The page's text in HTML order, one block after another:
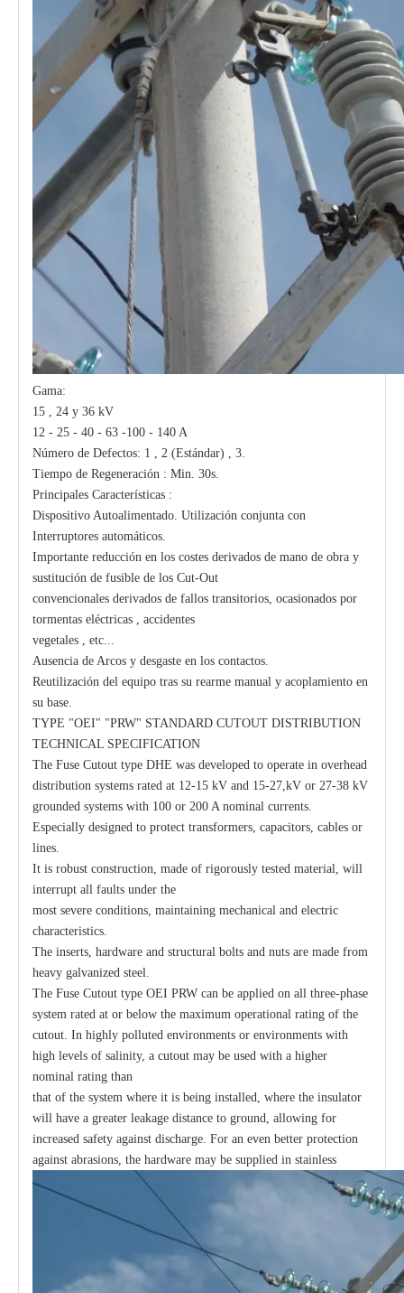
Gama:
15 , 24 y 36 kV
12 - 25 - 40 - 63 -100 - 140 A
Número de Defectos: 1 , 2 (Estándar) , 3.
Tiempo de Regeneración : Min. 30s.
Principales Características :
Dispositivo Autoalimentado. Utilización conjunta con
Interruptores automáticos.
Importante reducción en los costes derivados de mano de obra y
sustitución de fusible de los Cut-Out
convencionales derivados de fallos transitorios, ocasionados por
tormentas eléctricas , accidentes
vegetales , etc...
Ausencia de Arcos y desgaste en los contactos.
Reutilización del equipo tras su rearme manual y acoplamiento en
su base.
TYPE "OEI" "PRW" STANDARD CUTOUT DISTRIBUTION
TECHNICAL SPECIFICATION
The Fuse Cutout type DHE was developed to operate in overhead
distribution systems rated at 12-15 kV and 15-27,kV or 27-38 kV
grounded systems with 100 or 200 A nominal currents.
Especially designed to protect transformers, capacitors, cables or
lines.
It is robust construction, made of rigorously tested material, will
interrupt all faults under the
most severe conditions, maintaining mechanical and electric
characteristics.
The inserts, hardware and structural bolts and nuts are made from
heavy galvanized steel.
The Fuse Cutout type OEI PRW can be applied on all three-phase
system rated at or below the maximum operational rating of the
cutout. In highly polluted environments or environments with
high levels of salinity, a cutout may be used with a higher
nominal rating than
that of the system where it is being installed, where the insulator
will have a greater leakage distance to ground, allowing for
increased safety against discharge. For an even better protection
against abrasions, the hardware may be supplied in stainless